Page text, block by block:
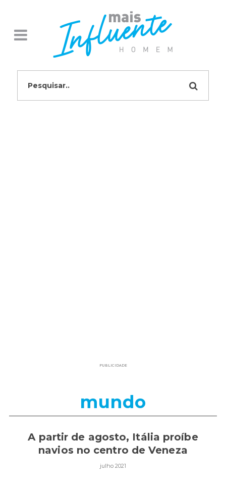
PUBLICIDADE
mundo
A partir de agosto, Itália proíbe
navios no centro de Veneza
julho 2021